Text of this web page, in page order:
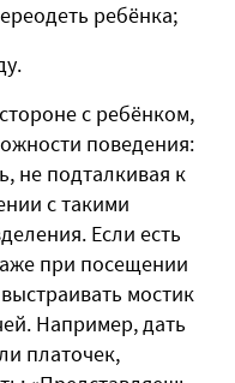
ребёнка;
с ребёнком,
поведения:
не подталкивая к
с такими
Если есть
при посещении
мостик
Например, дать
платочек,